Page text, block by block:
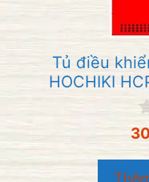
Tủ điều
HOCHIKI
0
n
g
o